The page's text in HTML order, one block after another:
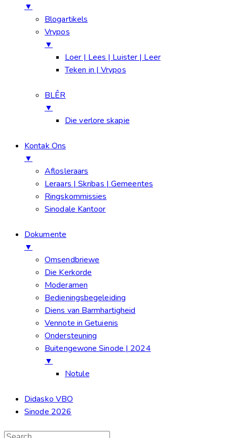
▼
Blogartikels
Vrypos
▼
Loer | Lees | Luister | Leer
Teken in | Vrypos
BLÊR
▼
Die verlore skapie
Kontak Ons
▼
Aflosleraars
Leraars | Skribas | Gemeentes
Ringskommissies
Sinodale Kantoor
Dokumente
▼
Omsendbriewe
Die Kerkorde
Moderamen
Bedieningsbegeleiding
Diens van Barmhartigheid
Vennote in Getuienis
Ondersteuning
Buitengewone Sinode | 2024
▼
Notule
Didasko VBO
Sinode 2026